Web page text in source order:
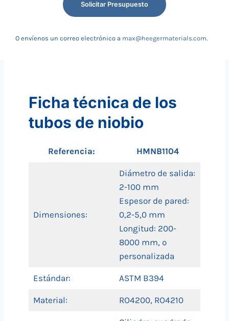
Solicitar Presupuesto
O envíenos un correo electrónico a max@heegermaterials.com.
Ficha técnica de los
tubos de niobio
Referencia: HMNB1104
Dimensiones:
Diámetro de salida:
2-100 mm
Espesor de pared:
0,2-5,0 mm
Longitud: 200-
8000 mm, o
personalizada
Estándar: ASTM B394
Material: RO4200, RO4210